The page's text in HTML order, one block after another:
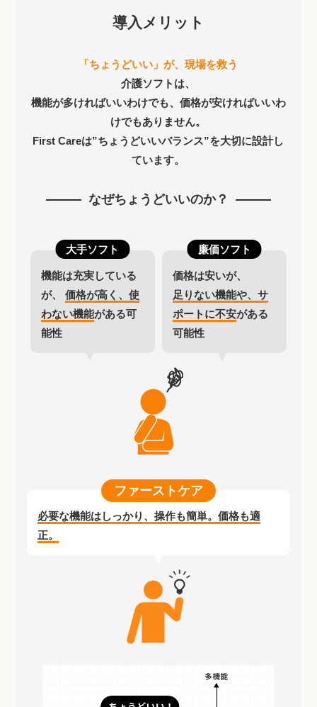
導入メリット
「ちょうどいい」が、現場を救う
介護ソフトは、
機能が多ければいいわけでも、 価格が安ければいいわ
けでもありません。
First Careは”ちょうどいいバランス”を大切に設計し
ています。
なぜちょうどいいのか？
大手ソフト
機能は充実している
が、 価格が高く、使
わない機能がある可
能性
廉価ソフト
価格は安いが、
足りない機能や、サ
ポートに不安がある
可能性
ファーストケア
必要な機能はしっかり、操作も簡単。価格も適
正。